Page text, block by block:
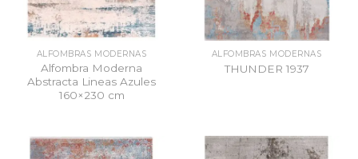
ALFOMBRAS MODERNAS
Alfombra Moderna
Abstracta Lineas Azules
160×230 cm
ALFOMBRAS MODERNAS
THUNDER 1937